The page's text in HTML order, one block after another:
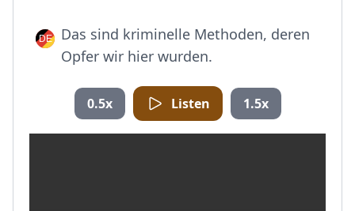
Das sind kriminelle Methoden, deren
Opfer wir hier wurden.
0.5x Listen 1.5x